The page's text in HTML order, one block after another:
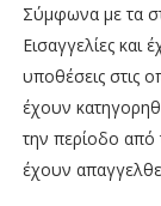
Σύμφωνα με τα
Εισαγγελίες και
υποθέσεις στις
έχουν
την περίοδο από
έχουν